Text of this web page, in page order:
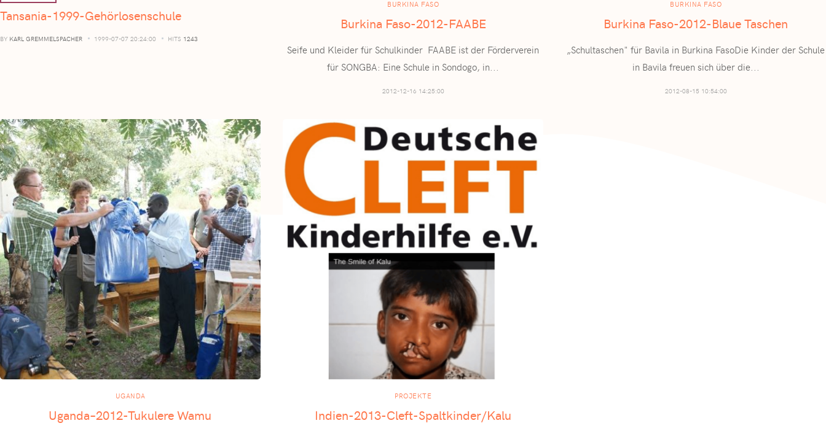
Tansania-1999-Gehörlosenschule
BY KARL GREMMELSPACHER 1999-07-07 20:24:00 HITS 1243
BURKINA FASO
Burkina Faso-2012-FAABE
Seife und Kleider für Schulkinder FAABE ist der Förderverein
für SONGBA: Eine Schule in Sondogo, in
2012-12-16 14:25:00
BURKINA FASO
Burkina Faso-2012-Blaue Taschen
„Schultaschen" für Bavila in Burkina FasoDie Kinder der Schule
in Bavila freuen sich über die...
2012-08-15 10:54:00
UGANDA
Uganda–2012-Tukulere Wamu
PROJEKTE
Indien-2013-Cleft-Spaltkinder/Kalu